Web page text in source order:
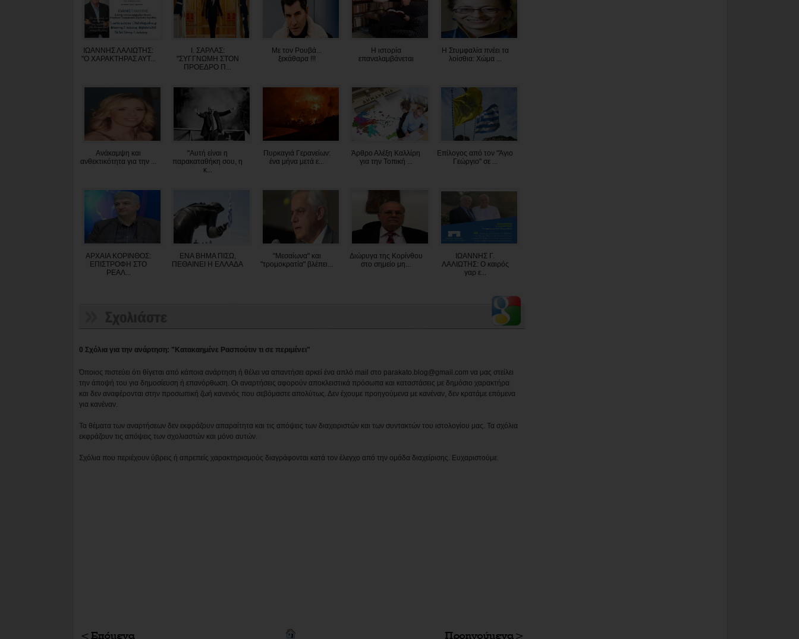
ΙΩΑΝΝΗΣ ΛΑΛΙΩΤΗΣ:
"O XAΡΑΚΤΗΡΑΣ ΑΥΤ...
Ι. ΣΑΡΛΑΣ:
"ΣΥΓΓΝΩΜΗ ΣΤΟΝ
ΠΡΟΕΔΡΟ Π...
Με τον Ρουβά...
ξεκάθαρα !!!
Η ιστορία
επαναλαμβάνεται
Η Στυμφαλία πνέει τα
λοίσθια: Χώμα ...
Ανάκαμψη και
ανθεκτικότητα για την ...
"Αυτή είναι η
παρακαταθήκη σου, η
κ...
Πυρκαγιά Γερανείων:
ένα μήνα μετά ε...
Άρθρο Αλέξη Καλλίρη
για την Τοπική ...
Επίλογος από τον "Άγιο
Γεώργιο" σε ...
ΑΡΧΑΙΑ ΚΟΡΙΝΘΟΣ:
ΕΠΙΣΤΡΟΦΗ ΣΤΟ
ΡΕΑΛ...
ΕΝΑ ΒΗΜΑ ΠΙΣΩ,
ΠΕΘΑΙΝΕΙ Η ΕΛΛΑΔΑ
"Μεσαίωνα" και
"τρομοκρατία" βλέπει...
Διώρυγα της Κορίνθου
στο σημείο μη...
ΙΩΑΝΝΗΣ Γ.
ΛΑΛΙΩΤΗΣ: Ο καιρός
γαρ ε...
0 Σχόλια για την ανάρτηση: "Κατακαημένε Ρασπούτιν τι σε περιμένει"
Όποιος πιστεύει ότι θίγεται από κάποια ανάρτηση ή θέλει να απαντήσει αρκεί ένα απλό mail στο parakato.blog@gmail.com να μας στείλει
την άποψή του για δημοσίευση ή επανόρθωση. Οι αναρτήσεις αφορούν αποκλειστικά πρόσωπα και καταστάσεις με δημόσιο χαρακτήρα
και δεν αναφέρονται στην προσωπική ζωή κανενός που σεβόμαστε απολύτως. Δεν έχουμε προηγούμενα με κανέναν, δεν κρατάμε επόμενα
για κανέναν.
Τα θέματα των αναρτήσεων δεν εκφράζουν απαραίτητα και τις απόψεις των διαχειριστών και των συντακτών του ιστολογίου μας. Τα σχόλια
εκφράζουν τις απόψεις των σχολιαστών και μόνο αυτών.
Σχόλια που περιέχουν ύβρεις ή απρεπείς χαρακτηρισμούς διαγράφονται κατά τον έλεγχο από την ομάδα διαχείρισης. Ευχαριστούμε.